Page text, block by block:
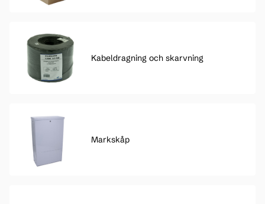
Kabeldragning och skarvning
Markskåp